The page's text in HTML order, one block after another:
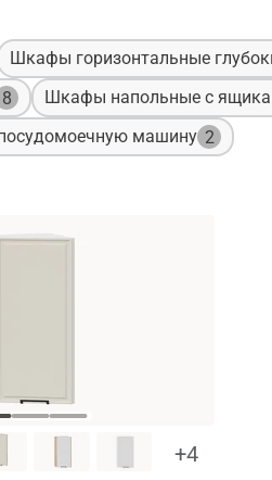
Шкафы горизонтальные
8 Шкафы напольные с
машину 2
+4